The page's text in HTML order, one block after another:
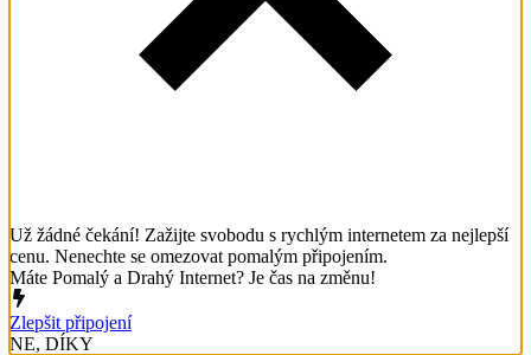
Už žádné čekání! Zažijte svobodu s rychlým internetem za nejlepší
cenu. Nenechte se omezovat pomalým připojením.
Máte Pomalý a Drahý Internet? Je čas na změnu!
Zlepšit připojení
NE, DÍKY